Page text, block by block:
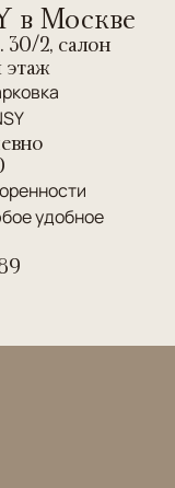
в Москве
30/2, салон
этаж
удобное